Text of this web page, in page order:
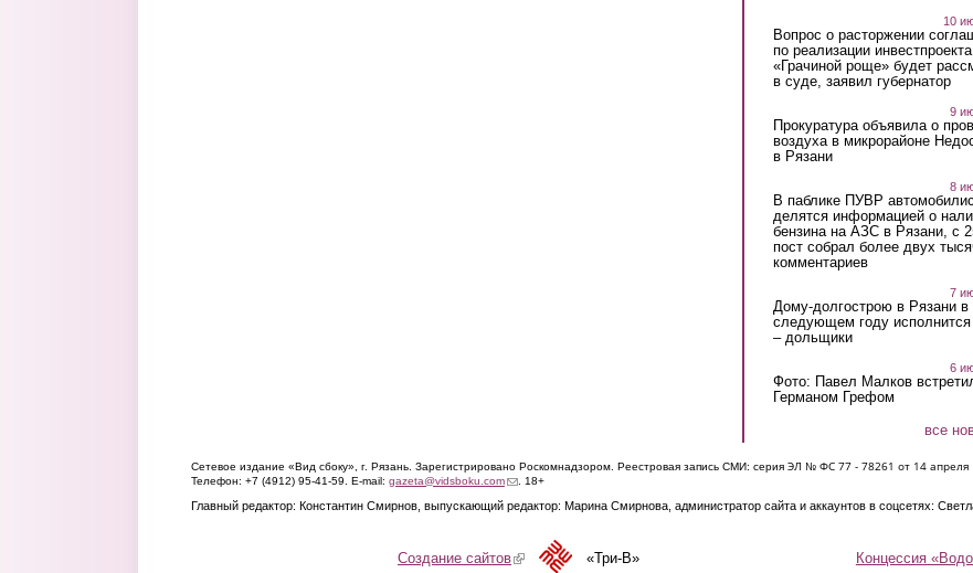
10
Вопрос о расторжении
по реализации
«Грачиной роще» будет
в суде, заявил губернатор
9
Прокуратура объявила о
воздуха в микрорайоне
в Рязани
8
В паблике ПУВР
делятся информацией о
бензина на АЗС в Рязани, с
пост собрал более двух
комментариев
7
Дому-долгострою в Рязани в
следующем году исполнится
– дольщики
6
Фото: Павел Малков
Германом Грефом
все
Сетевое издание «Вид сбоку», г. Рязань. Зарегистрировано Роскомнадзором. Реестровая запись СМИ: серия ЭЛ № ФС 77 - 78261 от 14 апреля
Телефон: +7 (4912) 95-41-59. E-mail: gazeta@vidsboku.com(link sends e-mail)
. 18+
Главный редактор: Константин Смирнов, выпускающий редактор: Марина Смирнова, администратор сайта и аккаунтов в соцсетях:
Концессия
Создание сайтов(link is external)«Три-В»